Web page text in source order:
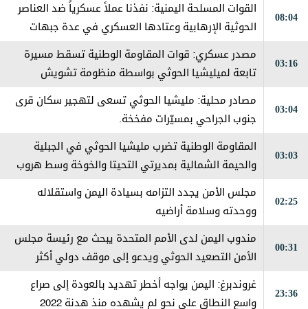
08:04
القوات المسلحة اليمنية: نفذنا عملاً عسكرياً ضد العناصر
الحوثية الإرهابية وعتادها العسكري في عدة جبهات
03:16
مصدر عسكري: قوات المقاومة الوطنية تسقط مسيرة
تابعة لميليشيا الحوثي بواسطة منظومة تشويش
03:04
مصادر محلية: مليشيا الحوثي تسعى لتهجير سكان قرى
جنوب الجراحي بمسيّرات مفخخة.
03:03
المقاومة الوطنية تضرب مليشيا الحوثي في الجبلية
والحيمة الشمالية بمديرتي التحيتا والخوخة وسط هروب
02:25
مجلس الأمن يجدد التزامه بسيادة اليمن واستقلاله
ووحدته وسلامة أراضيه
00:31
مندوب اليمن لدى الأمم المتحدة يبحث مع رئيسة مجلس
الأمن التصعيد الحوثي ويدعو إلى موقف دولي أكثر
23:36
غروندبرغ: اليمن يواجه أخطر تهديد بالعودة إلى صراع
واسع النطاق على نحو لم يشهده منذ هدنة 2022